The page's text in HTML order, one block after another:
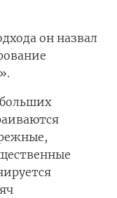
он назвал